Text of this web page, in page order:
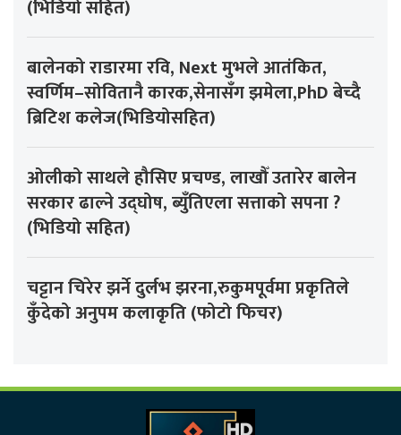
(भिडियो सहित)
बालेनको राडारमा रवि, Next मुभले आतंकित,
स्वर्णिम–सोवितानै कारक,सेनासँग झमेला,PhD बेच्दै
ब्रिटिश कलेज(भिडियोसहित)
ओलीको साथले हौसिए प्रचण्ड, लाखौँ उतारेर बालेन
सरकार ढाल्ने उद्घोष, ब्युँतिएला सत्ताको सपना ?
(भिडियो सहित)
चट्टान चिरेर झर्ने दुर्लभ झरना,रुकुमपूर्वमा प्रकृतिले
कुँदेको अनुपम कलाकृति (फोटो फिचर)